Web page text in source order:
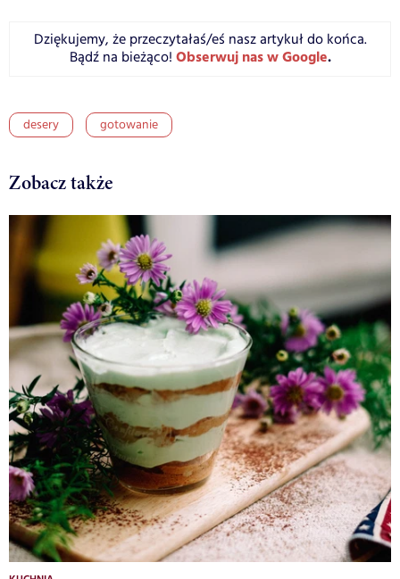
Dziękujemy, że przeczytałaś/eś nasz artykuł do końca.
Bądź na bieżąco! Obserwuj nas w Google.
desery gotowanie
Zobacz także